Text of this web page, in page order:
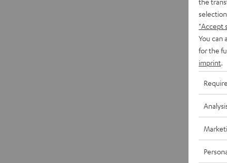
"Accept
You can
for the
imprint.